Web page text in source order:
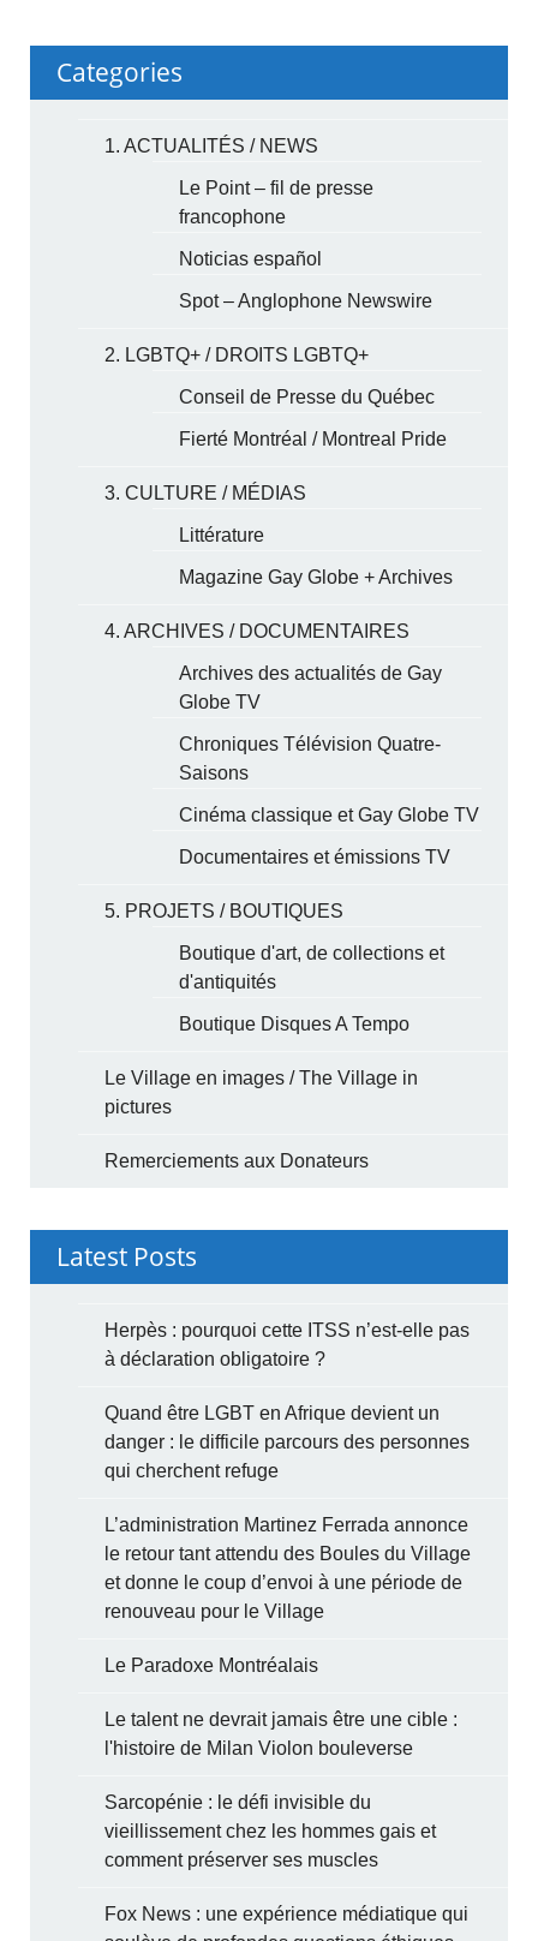
Categories
1. ACTUALITÉS / NEWS
Le Point – fil de presse
francophone
Noticias español
Spot – Anglophone Newswire
2. LGBTQ+ / DROITS LGBTQ+
Conseil de Presse du Québec
Fierté Montréal / Montreal Pride
3. CULTURE / MÉDIAS
Littérature
Magazine Gay Globe + Archives
4. ARCHIVES / DOCUMENTAIRES
Archives des actualités de Gay
Globe TV
Chroniques Télévision Quatre-
Saisons
Cinéma classique et Gay Globe TV
Documentaires et émissions TV
5. PROJETS / BOUTIQUES
Boutique d'art, de collections et
d'antiquités
Boutique Disques A Tempo
Le Village en images / The Village in
pictures
Remerciements aux Donateurs
Latest Posts
Herpès : pourquoi cette ITSS n’est-elle pas
à déclaration obligatoire ?
Quand être LGBT en Afrique devient un
danger : le difficile parcours des personnes
qui cherchent refuge
L’administration Martinez Ferrada annonce
le retour tant attendu des Boules du Village
et donne le coup d’envoi à une période de
renouveau pour le Village
Le Paradoxe Montréalais
Le talent ne devrait jamais être une cible :
l'histoire de Milan Violon bouleverse
Sarcopénie : le défi invisible du
vieillissement chez les hommes gais et
comment préserver ses muscles
Fox News : une expérience médiatique qui